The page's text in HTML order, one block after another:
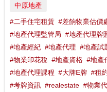
中原地產
#二手住宅租賃 #差餉物業估價
#地產代理監管局 #地產代理牌
#地產經紀 #地產代理 #地產試
#物業印花稅 #地產資格 #地產
#地產代理課程 #大牌E牌 #租
#考牌資訊 #realestate #物業